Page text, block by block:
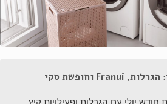
יולי בהיכל הקרח חולון: הגרלות, Franui וחופשת סקי
חודש יולי עם הגרלות ופעילויות קיץ